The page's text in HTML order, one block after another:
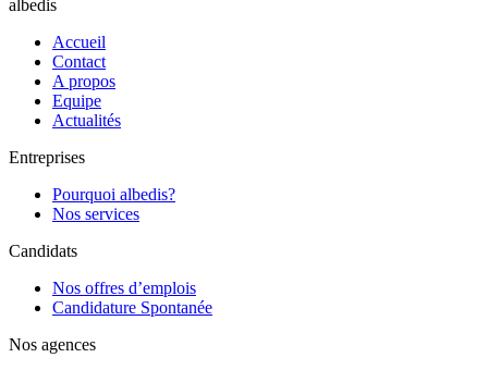
albedis
Accueil
Contact
A propos
Equipe
Actualités
Entreprises
Pourquoi albedis?
Nos services
Candidats
Nos offres d’emplois
Candidature Spontanée
Nos agences